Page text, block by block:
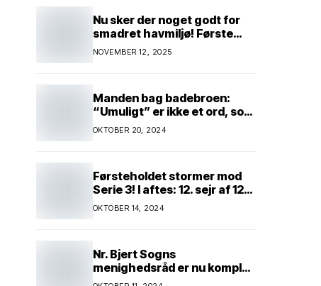
Nu sker der noget godt for
smadret havmiljø! Første
konkrete projekt!
Genopretning af natur i
kroner!
NOVEMBER 12, 2025
Manden bag badebroen:
“Umuligt” er ikke et ord, som
Kim Andersen kender
OKTOBER 20, 2024
Førsteholdet stormer mod
Serie 3! I aftes: 12. sejr af 12
mulige! Kun ét hold kan
spænde ben! Afgørende
OKTOBER 14, 2024
Nr. Bjert Sogns
menighedsråd er nu komplet
* Trapholt i efterårsferien: